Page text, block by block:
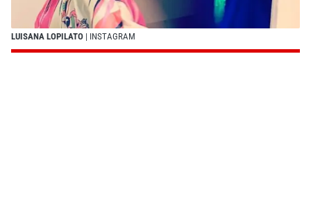
LUISANA LOPILATO | INSTAGRAM